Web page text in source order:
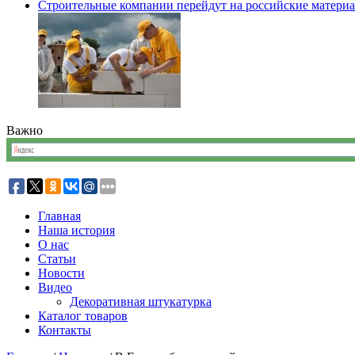
Строительные компании перейдут на российские
Важно
Главная
Наша история
О нас
Статьи
Новости
Видео
Декоративная штукатурка
Каталог товаров
Контакты